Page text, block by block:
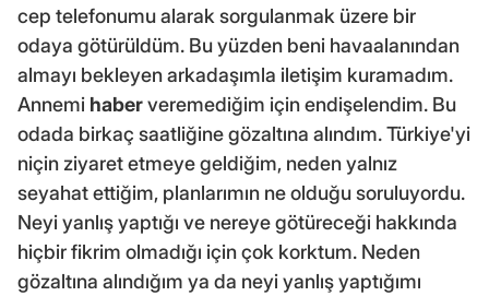
cep telefonumu alarak sorgulanmak üzere bir
odaya götürüldüm. Bu yüzden beni havaalanından
almayı bekleyen arkadaşımla iletişim kuramadım.
Annemi haberveremediğim için endişelendim. Bu
odada birkaç saatliğine gözaltına alındım. Türkiye'yi
niçin ziyaret etmeye geldiğim, neden yalnız
seyahat ettiğim, planlarımın ne olduğu soruluyordu.
Neyi yanlış yaptığı ve nereye götüreceği hakkında
hiçbir fikrim olmadığı için çok korktum. Neden
gözaltına alındığım ya da neyi yanlış yaptığımı